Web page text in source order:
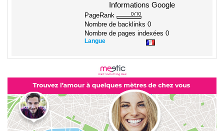
Informations Google
PageRank
Nombre de backlinks 0
Nombre de pages indexées 0
Langue